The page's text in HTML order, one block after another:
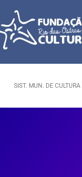
SIST. MUN. DE CULTURA